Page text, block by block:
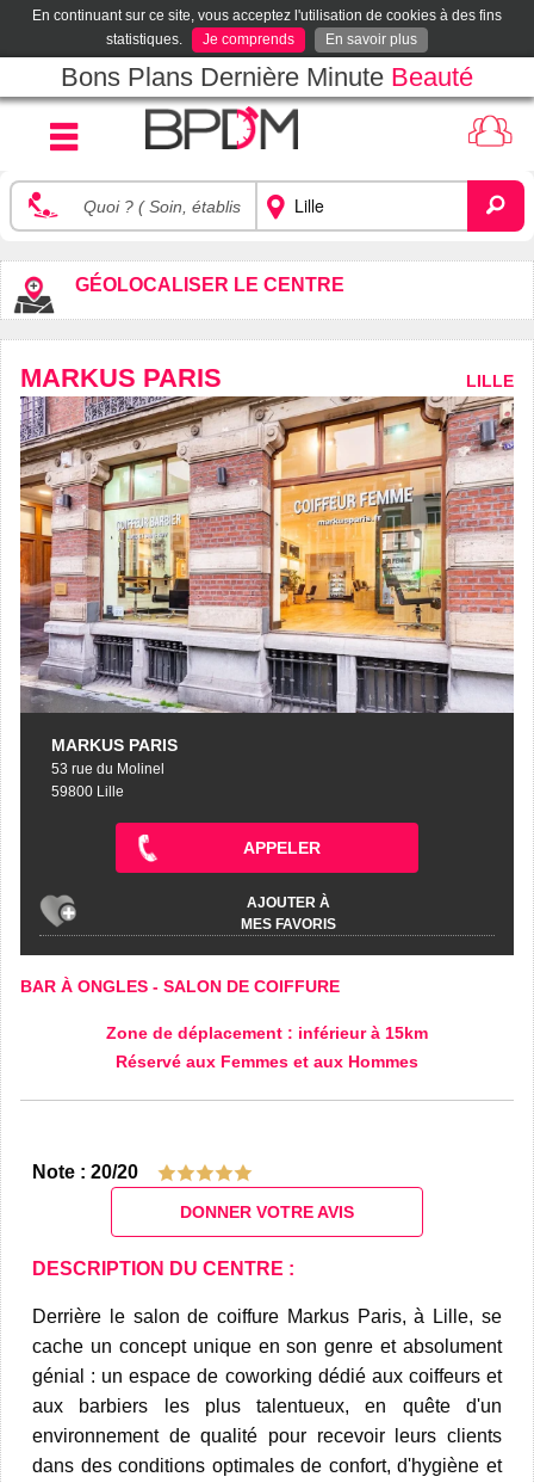
En continuant sur ce site, vous acceptez l'utilisation de cookies à des fins
statistiques.
Je comprends En savoir plus
Bons Plans Dernière Minute Beauté
GÉOLOCALISER LE CENTRE
MARKUS PARIS LILLE
MARKUS PARIS
53 rue du Molinel
59800 Lille
APPELER
AJOUTER À
MES FAVORIS
BAR À ONGLES - SALON DE COIFFURE
Zone de déplacement : inférieur à 15km
Réservé aux Femmes et aux Hommes
Note : 20/20
DONNER VOTRE AVIS
DESCRIPTION DU CENTRE :
Derrière le salon de coiffure Markus Paris, à Lille, se
cache un concept unique en son genre et absolument
génial : un espace de coworking dédié aux coiffeurs et
aux barbiers les plus talentueux, en quête d'un
environnement de qualité pour recevoir leurs clients
dans des conditions optimales de confort, d'hygiène et